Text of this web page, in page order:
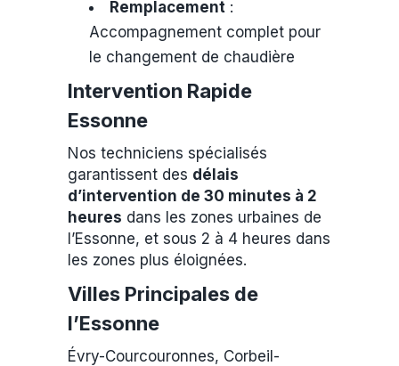
Remplacement :
Accompagnement complet pour
le changement de chaudière
Intervention Rapide
Essonne
Nos techniciens spécialisés
garantissent des délais
d’intervention de 30 minutes à 2
heures dans les zones urbaines de
l’Essonne, et sous 2 à 4 heures dans
les zones plus éloignées.
Villes Principales de
l’Essonne
Évry-Courcouronnes, Corbeil-